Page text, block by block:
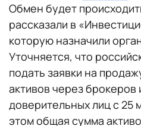
Обмен будет
рассказали в
которую назначили
Уточняется, что
подать заявки на
активов через брокеров
доверительных лиц с 25
этом общая сумма